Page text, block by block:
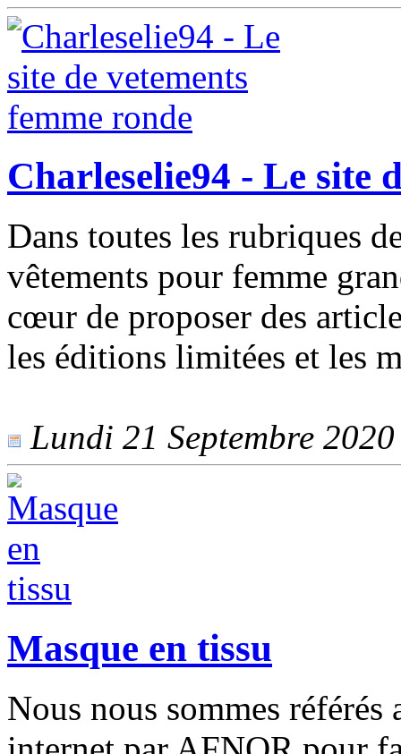
Charleselie94 - Le site
Dans toutes les rubriques
vêtements pour femme
cœur de proposer des
les éditions limitées et les
Lundi 21 Septembre
Masque en tissu
Nous nous sommes